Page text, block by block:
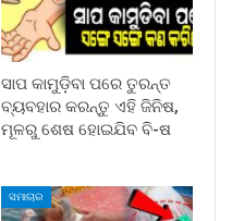
ସାପ କାମୁଡ଼ିବା ପରେ ତୁରନ୍ତ
ବ୍ୟବହାର କରନ୍ତୁ ଏହି ଜିନିଷ,
ମୂଳରୁ ଶେଷ ହୋଇଯିବ ବି-ଷ
ସମାଚାର